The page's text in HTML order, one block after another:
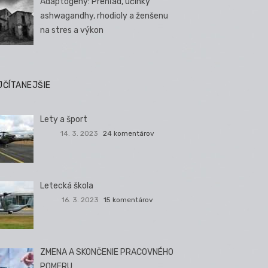
ashwagandhy, rhodioly a ženšenu
na stres a výkon
Lety a šport
14. 3. 2023 24 komentárov
Letecká škola
16. 3. 2023 15 komentárov
ZMENA A SKONČENIE PRACOVNÉHO